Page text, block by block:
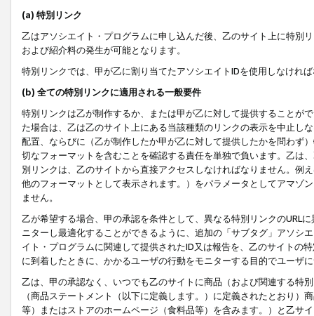
(a) 特別リンク
乙はアソシエイト・プログラムに申し込んだ後、乙のサイト上に特別
および紹介料の発生が可能となります。
特別リンクでは、甲が乙に割り当てたアソシエイトIDを使用しなけれ
(b) 全ての特別リンクに適用される一般要件
特別リンクは乙が制作するか、または甲が乙に対して提供することが
た場合は、乙は乙のサイト上にある当該種類のリンクの表示を中止し
配置、ならびに（乙が制作したか甲が乙に対して提供したかを問わず
切なフォーマットを含むことを確認する責任を単独で負います。乙は
別リンクは、乙のサイトから直接アクセスしなければなりません。例
他のフォーマットとして表示されます。）をパラメータとしてアマゾ
ません。
乙が希望する場合、甲の承認を条件として、異なる特別リンクのURL
ニターし最適化することができるように、追加の「サブタグ」アソシ
イト・プログラムに関連して提供されたID又は報告を、乙のサイトの
に到着したときに、かかるユーザの行動をモニターする目的でユーザ
乙は、甲の承認なく、いつでも乙のサイトに商品（および関連する特
（商品ステートメント（以下に定義します。）に定義されたとおり
等）またはストアのホームページ（食料品等）を含みます。）と乙サ